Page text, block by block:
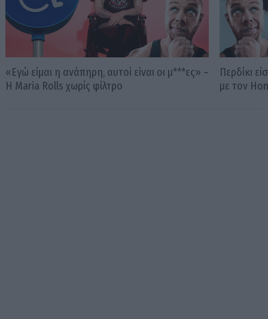
«Εγώ είμαι η ανάπηρη, αυτοί είναι οι μ***ες» –
Η Maria Rolls χωρίς φίλτρο
Περδίκι
με τον